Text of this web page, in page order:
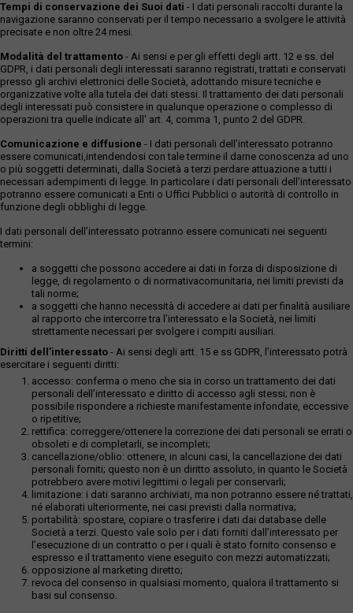
Tempi di conservazione dei Suoi dati - I dati personali raccolti durante la
navigazione saranno conservati per il tempo necessario a svolgere le attività
precisate e non oltre 24 mesi.
Modalità del trattamento - Ai sensi e per gli effetti degli artt. 12 e ss. del
GDPR, i dati personali degli interessati saranno registrati, trattati e conservati
presso gli archivi elettronici delle Società, adottando misure tecniche e
organizzative volte alla tutela dei dati stessi. Il trattamento dei dati personali
degli interessati può consistere in qualunque operazione o complesso di
operazioni tra quelle indicate all' art. 4, comma 1, punto 2 del GDPR.
Comunicazione e diffusione - I dati personali dell’interessato potranno
essere comunicati,intendendosi con tale termine il darne conoscenza ad uno
o più soggetti determinati, dalla Società a terzi perdare attuazione a tutti i
necessari adempimenti di legge. In particolare i dati personali dell’interessato
potranno essere comunicati a Enti o Uffici Pubblici o autorità di controllo in
funzione degli obblighi di legge.
I dati personali dell’interessato potranno essere comunicati nei seguenti
termini:
a soggetti che possono accedere ai dati in forza di disposizione di
legge, di regolamento o di normativacomunitaria, nei limiti previsti da
tali norme;
a soggetti che hanno necessità di accedere ai dati per finalità ausiliare
al rapporto che intercorre tra l’interessato e la Società, nei limiti
strettamente necessari per svolgere i compiti ausiliari.
Diritti dell’interessato - Ai sensi degli artt. 15 e ss GDPR, l’interessato potrà
esercitare i seguenti diritti:
accesso: conferma o meno che sia in corso un trattamento dei dati
personali dell’interessato e diritto di accesso agli stessi; non è
possibile rispondere a richieste manifestamente infondate, eccessive
o ripetitive;
rettifica: correggere/ottenere la correzione dei dati personali se errati o
obsoleti e di completarli, se incompleti;
cancellazione/oblio: ottenere, in alcuni casi, la cancellazione dei dati
personali forniti; questo non è un diritto assoluto, in quanto le Società
potrebbero avere motivi legittimi o legali per conservarli;
limitazione: i dati saranno archiviati, ma non potranno essere né trattati,
né elaborati ulteriormente, nei casi previsti dalla normativa;
portabilità: spostare, copiare o trasferire i dati dai database delle
Società a terzi. Questo vale solo per i dati forniti dall’interessato per
l’esecuzione di un contratto o per i quali è stato fornito consenso e
espresso e il trattamento viene eseguito con mezzi automatizzati;
opposizione al marketing diretto;
revoca del consenso in qualsiasi momento, qualora il trattamento si
basi sul consenso.